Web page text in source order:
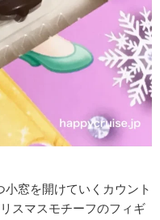
小窓を開けていくカウント
スマスモチーフのフィギ